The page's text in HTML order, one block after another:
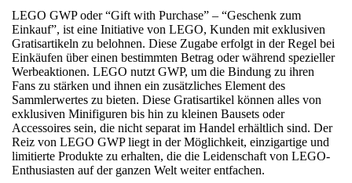
Top
Aktionen
und
LEGO
Gratiszugaben
3.
Juli
LEGO GWP oder “Gift with Purchase” – “Geschenk zum
Einkauf”, ist eine Initiative von LEGO, Kunden mit exklusiven
Gratisartikeln zu belohnen. Diese Zugabe erfolgt in der Regel bei
Einkäufen über einen bestimmten Betrag oder während spezieller
Werbeaktionen. LEGO nutzt GWP, um die Bindung zu ihren
Fans zu stärken und ihnen ein zusätzliches Element des
Sammlerwertes zu bieten. Diese Gratisartikel können alles von
exklusiven Minifiguren bis hin zu kleinen Bausets oder
Accessoires sein, die nicht separat im Handel erhältlich sind. Der
Reiz von LEGO GWP liegt in der Möglichkeit, einzigartige und
limitierte Produkte zu erhalten, die die Leidenschaft von LEGO-
Enthusiasten auf der ganzen Welt weiter entfachen.